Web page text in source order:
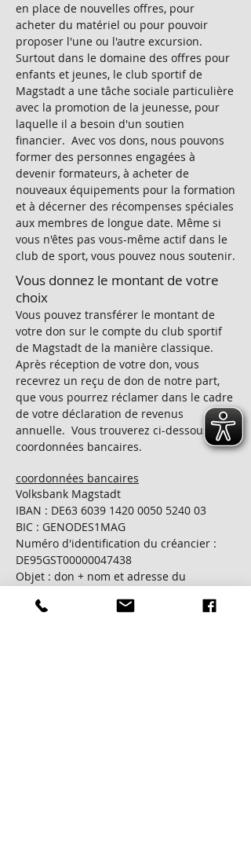
en place de nouvelles offres, pour
acheter du matériel ou pour pouvoir
proposer l'une ou l'autre excursion.
Surtout dans le domaine des offres pour
enfants et jeunes, le club sportif de
Magstadt a une tâche sociale particulière
avec la promotion de la jeunesse, pour
laquelle il a besoin d'un soutien
financier. Avec vos dons, nous pouvons
former des personnes engagées à
devenir formateurs, à acheter de
nouveaux équipements pour la formation
et à décerner des récompenses spéciales
aux membres de longue date. Même si
vous n'êtes pas vous-même actif dans le
club de sport, vous pouvez nous soutenir.
Vous donnez le montant de votre
choix
Vous pouvez transférer le montant de
votre don sur le compte du club sportif
de Magstadt de la manière classique.
Après réception de votre don, vous
recevrez un reçu de don de notre part,
que vous pourrez réclamer dans le cadre
de votre déclaration de revenus
annuelle. Vous trouverez ci-dessous nos
coordonnées bancaires.
coordonnées bancaires
Volksbank Magstadt
IBAN : DE63 6039 1420 0050 5240 03
BIC : GENODES1MAG
Numéro d'identification du créancier :
DE95GST00000047438
Objet : don + nom et adresse du